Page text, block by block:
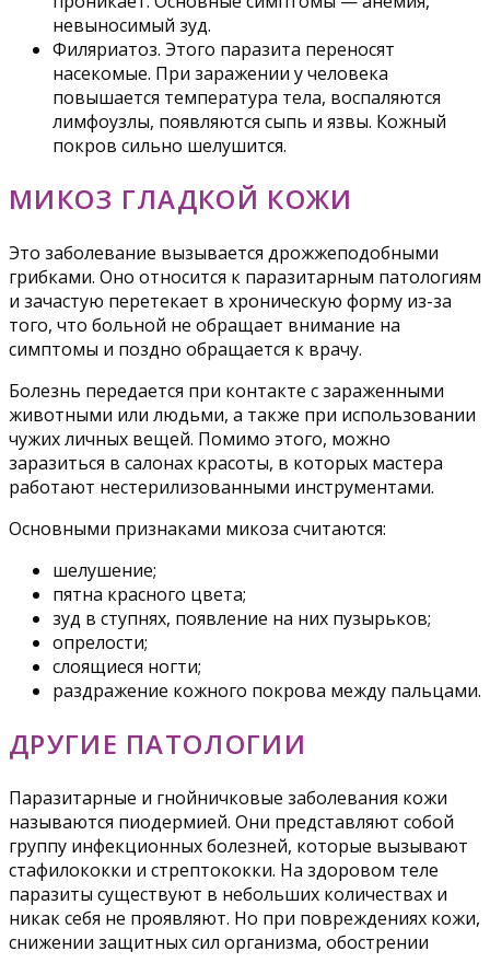
невыносимый зуд.
Филяриатоз. Этого паразита переносят
насекомые. При заражении у человека
повышается температура тела, воспаляются
лимфоузлы, появляются сыпь и язвы. Кожный
покров сильно шелушится.
МИКОЗ ГЛАДКОЙ КОЖИ
Это заболевание вызывается дрожжеподобными
грибками. Оно относится к паразитарным патологиям
и зачастую перетекает в хроническую форму из-за
того, что больной не обращает внимание на
симптомы и поздно обращается к врачу.
Болезнь передается при контакте с зараженными
животными или людьми, а также при использовании
чужих личных вещей. Помимо этого, можно
заразиться в салонах красоты, в которых мастера
работают нестерилизованными инструментами.
Основными признаками микоза считаются:
шелушение;
пятна красного цвета;
зуд в ступнях, появление на них пузырьков;
опрелости;
слоящиеся ногти;
раздражение кожного покрова между пальцами.
ДРУГИЕ ПАТОЛОГИИ
Паразитарные и гнойничковые заболевания кожи
называются пиодермией. Они представляют собой
группу инфекционных болезней, которые вызывают
стафилококки и стрептококки. На здоровом теле
паразиты существуют в небольших количествах и
никак себя не проявляют. Но при повреждениях кожи,
снижении защитных сил организма, обострении